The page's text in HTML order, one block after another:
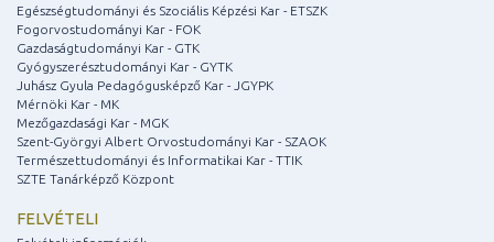
Egészségtudományi és Szociális Képzési Kar - ETSZK
Fogorvostudományi Kar - FOK
Gazdaságtudományi Kar - GTK
Gyógyszerésztudományi Kar - GYTK
Juhász Gyula Pedagógusképző Kar - JGYPK
Mérnöki Kar - MK
Mezőgazdasági Kar - MGK
Szent-Györgyi Albert Orvostudományi Kar - SZAOK
Természettudományi és Informatikai Kar - TTIK
SZTE Tanárképző Központ
FELVÉTELI